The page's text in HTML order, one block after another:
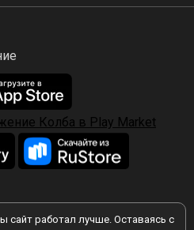
сайт работал лучше. Оставаясь с